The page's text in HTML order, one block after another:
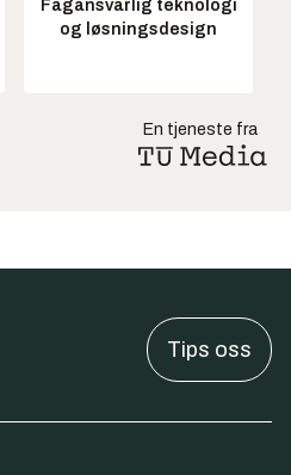
Fagansvarlig teknologi
og løsningsdesign
En tjeneste fra
Tips oss